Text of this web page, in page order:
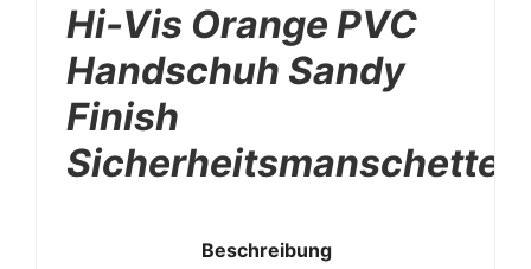
Hi-Vis Orange PVC
Handschuh Sandy
Finish
Sicherheitsmanschette
Beschreibung